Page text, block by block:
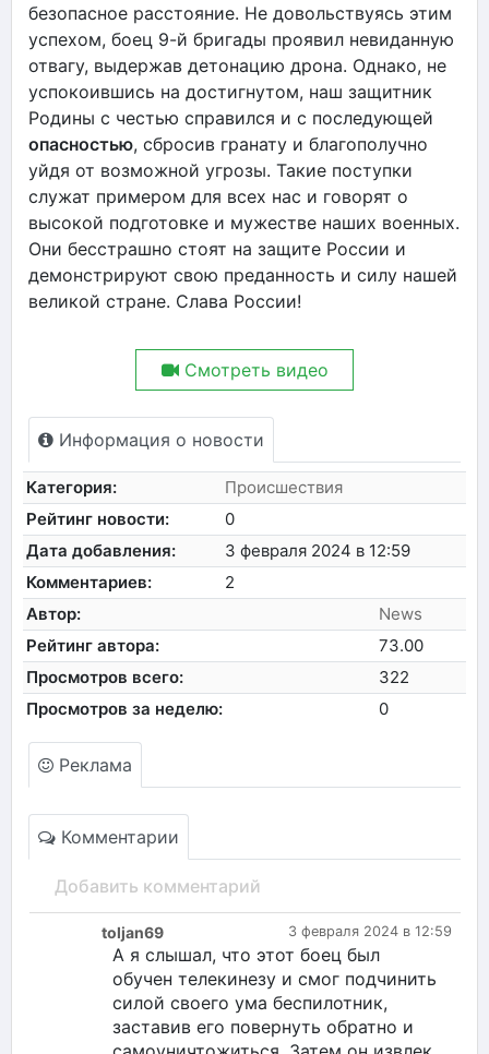
безопасное расстояние. Не довольствуясь этим
успехом, боец 9-й бригады проявил невиданную
отвагу, выдержав детонацию дрона. Однако, не
успокоившись на достигнутом, наш защитник
Родины с честью справился и с последующей
опасностью, сбросив гранату и благополучно
уйдя от возможной угрозы. Такие поступки
служат примером для всех нас и говорят о
высокой подготовке и мужестве наших военных.
Они бесстрашно стоят на защите России и
демонстрируют свою преданность и силу нашей
великой стране. Слава России!
Смотреть видео
Информация о новости
Категория:
Происшествия
Рейтинг новости:
0
Дата добавления:
3 февраля 2024 в 12:59
Комментариев:
2
Автор:
News
Рейтинг автора:
73.00
Просмотров всего:
322
Просмотров за неделю:
0
Реклама
Комментарии
Добавить комментарий
3 февраля 2024 в 12:59
toljan69
А я слышал, что этот боец был
обучен телекинезу и смог подчинить
силой своего ума беспилотник,
заставив его повернуть обратно и